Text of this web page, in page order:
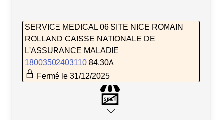
SERVICE MEDICAL 06 SITE NICE ROMAIN
ROLLAND CAISSE NATIONALE DE
L'ASSURANCE MALADIE
18003502403110 84.30A
Fermé le 31/12/2025